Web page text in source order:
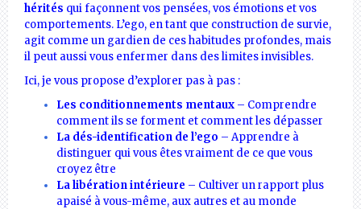
hérités qui façonnent vos pensées, vos émotions et vos
comportements. L’ego, en tant que construction de survie,
agit comme un gardien de ces habitudes profondes, mais
il peut aussi vous enfermer dans des limites invisibles.
Ici, je vous propose d’explorer pas à pas :
Les conditionnements mentaux – Comprendre
comment ils se forment et comment les dépasser
La dés-identification de l’ego – Apprendre à
distinguer qui vous êtes vraiment de ce que vous
croyez être
La libération intérieure – Cultiver un rapport plus
apaisé à vous-même, aux autres et au monde